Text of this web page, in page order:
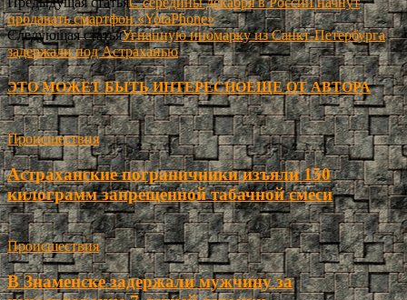
продавать смартфон «YotaPhone»
Следующая статьяУгнанную иномарку из Санкт-Петербурга
задержали под Астраханью
ЭТО МОЖЕТ БЫТЬ ИНТЕРЕСНОЕЩЕ ОТ АВТОРА
Происшествия
Астраханские пограничники изъяли 150
килограмм запрещенной табачной смеси
Происшествия
В Знаменске задержали мужчину за